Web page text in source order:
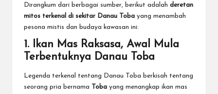
Dirangkum dari berbagai sumber, berikut adalah deretan
mitos terkenal di sekitar Danau Toba yang menambah
pesona mistis dan budaya kawasan ini:
1. Ikan Mas Raksasa, Awal Mula
Terbentuknya Danau Toba
Legenda terkenal tentang Danau Toba berkisah tentang
seorang pria bernama
Toba yang menangkap ikan mas